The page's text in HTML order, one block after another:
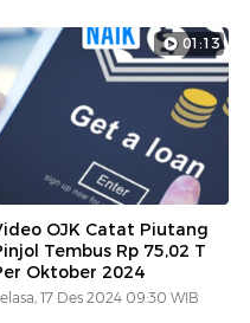
01:13
OJK Catat Piutang
Tembus Rp 75,02 T
Oktober 2024
17 Des 2024 09:30 WIB